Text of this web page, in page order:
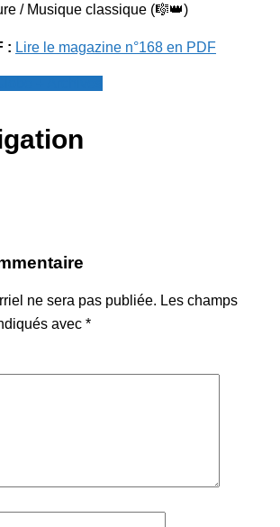
/ Musique classique (🎼👑)
: Lire le magazine n°168 en PDF
ne sera pas publiée. Les champs
avec *